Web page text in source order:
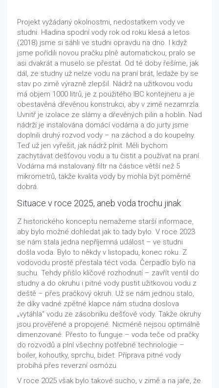
Projekt vyžádaný okolnostmi, nedostatkem vody ve
studni. Hladina spodní vody rok od roku klesá a letos
(2018) jsme si sáhli ve studni opravdu na dno. I když
jsme pořídili novou pračku plně automatickou, pralo se
asi dvakrát a muselo se přestat. Od té doby řešíme, jak
dál, ze studny už nelze vodu na praní brát, ledaže by se
stav po zimě výrazně zlepšil. Nádrž na užitkovou vodu
má objem 1000 litrů, je z použitého IBC kontejneru a je
obestavěná dřevěnou konstrukci, aby v zimě nezamrzla.
Uvnitř je izolace ze slámy a dřevěných pilin a hoblin. Nad
nádrží je instalována domácí vodárna a do jurty jsme
doplnili druhý rozvod vody – na záchod a do koupelny.
Teď už jen vyřešit, jak nádrž plnit. Měli bychom
zachytávat dešťovou vodu a tu čistit a používat na praní.
Vodárna má instalovaný filtr na částice větší než 5
mikrometrů, takže kvalita vody by mohla být poměrně
dobrá.
Situace v roce 2025, aneb voda trochu jinak
Z historického konceptu nemažeme starší informace,
aby bylo možné dohledat jak to tady bylo. V roce 2023
se nám stala jedna nepříjemná událost – ve studni
došla voda. Bylo to někdy v listopadu, konec roku. Z
vodovodu prostě přestala téct voda. Čerpadlo bylo na
suchu. Tehdy přišlo klíčové rozhodnutí – zavřít ventil do
studny a do okruhu i pitné vody pustit užitkovou vodu z
deště – přes pračkový okruh. Už se nám jednou stalo,
že díky vadné zpětné klapce nám studna doslova
„vytáhla“ vodu ze zásobníku dešťové vody. Takže okruhy
jsou prověřené a propojené. Nicméně nejsou optimálně
dimenzované. Přesto to funguje – voda teče od pračky
do rozvodů a plní všechny potřebné technologie –
boiler, kohoutky, sprchu, bidet. Příprava pitné vody
probíhá přes reverzní osmózu.
V roce 2025 však bylo takové sucho, v zimě a na jaře, že